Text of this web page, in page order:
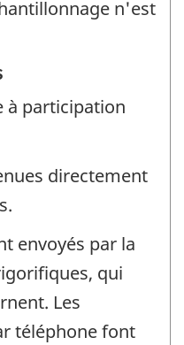
n'est
à participation
directement
envoyés par la
qui
Les
téléphone font